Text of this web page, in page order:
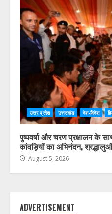
उत्तर प्रदेश उत्तराखंड देश-विदेश
पुष्पवर्षा और चरण प्रक्षालन के
कांवड़ियों का अभिनंदन,
August 5, 2026
ADVERTISEMENT